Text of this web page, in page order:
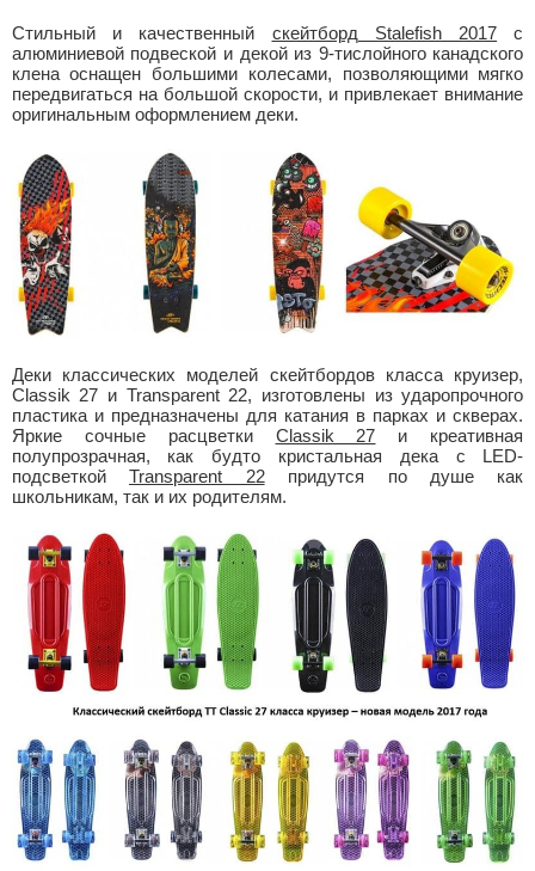
Стильный и качественный скейтборд Stalefish 2017 с
алюминиевой подвеской и декой из 9-тислойного канадского
клена оснащен большими колесами, позволяющими мягко
передвигаться на большой скорости, и привлекает внимание
оригинальным оформлением деки.
Деки классических моделей скейтбордов класса круизер,
Classik 27 и Transparent 22, изготовлены из ударопрочного
пластика и предназначены для катания в парках и скверах.
Яркие сочные расцветки Classik 27 и креативная
полупрозрачная, как будто кристальная дека с LED-
подсветкойTransparent 22придутся по душе как
школьникам, так и их родителям.